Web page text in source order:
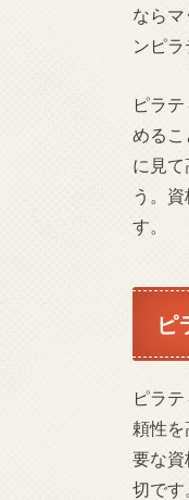
なら
ンピ
ピラ
めるこ
に見
う。
す。
ピ
ピラ
頼性
要な資
切です